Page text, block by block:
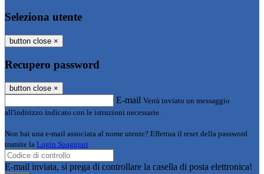
Seleziona utente
button close ×
Recupero password
button close ×
E-mail Verrà inviato un messaggio
all'indirizzo indicato con le istruzioni necessarie.
Non hai una e-mail associata al nome utente? Effettua il reset della password
tramite la Login Spaggiari
E-mail inviata, si prega di controllare la casella di posta elettronica!